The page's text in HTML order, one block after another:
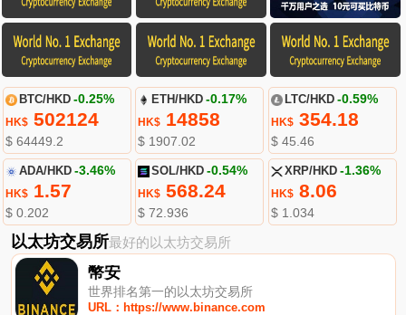
BTC/HKD -0.25%
HK$502124
$ 64449.2
ETH/HKD -0.17%
HK$ 14858
$ 1907.02
LTC/HKD -0.59%
HK$354.18
$ 45.46
ADA/HKD -3.46%
HK$1.57
$ 0.202
SOL/HKD -0.54%
HK$ 568.24
$ 72.936
XRP/HKD -1.36%
HK$8.06
$ 1.034
以太坊交易所最好的以太坊交易所
幣安
世界排名第一的以太坊交易所
URL：https://www.binance.com